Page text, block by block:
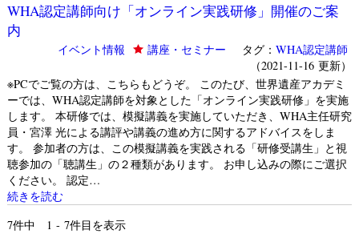
WHA認定講師向け「オンライン実践研修」開催のご案
内
イベント情報 講座・セミナー タグ： WHA認定講師
（2021-11-16 更新）
※PCでご覧の方は、こちらもどうぞ。 このたび、世界遺産アカデミ
ーでは、WHA認定講師を対象とした「オンライン実践研修」を実施
します。 本研修では、模擬講義を実施していただき、WHA主任研究
員・宮澤 光による講評や講義の進め方に関するアドバイスをしま
す。 参加者の方は、この模擬講義を実践される「研修受講生」と視
聴参加の「聴講生」の２種類があります。 お申し込みの際にご選択
ください。 認定…
続きを読む
7件中 1 - 7件目を表示